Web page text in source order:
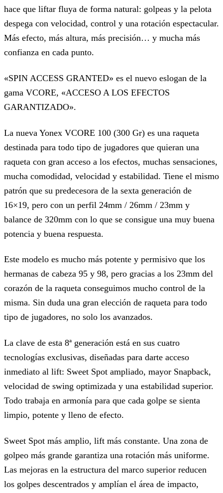
hace que liftar fluya de forma natural: golpeas y la pelota
despega con velocidad, control y una rotación espectacular.
Más efecto, más altura, más precisión… y mucha más
confianza en cada punto.
«SPIN ACCESS GRANTED» es el nuevo eslogan de la
gama VCORE, «ACCESO A LOS EFECTOS
GARANTIZADO».
La nueva Yonex VCORE 100 (300 Gr) es una raqueta
destinada para todo tipo de jugadores que quieran una
raqueta con gran acceso a los efectos, muchas sensaciones,
mucha comodidad, velocidad y estabilidad. Tiene el mismo
patrón que su predecesora de la sexta generación de
16×19, pero con un perfil 24mm / 26mm / 23mm y
balance de 320mm con lo que se consigue una muy buena
potencia y buena respuesta.
Este modelo es mucho más potente y permisivo que los
hermanas de cabeza 95 y 98, pero gracias a los 23mm del
corazón de la raqueta conseguimos mucho control de la
misma. Sin duda una gran elección de raqueta para todo
tipo de jugadores, no solo los avanzados.
La clave de esta 8ª generación está en sus cuatro
tecnologías exclusivas, diseñadas para darte acceso
inmediato al lift: Sweet Spot ampliado, mayor Snapback,
velocidad de swing optimizada y una estabilidad superior.
Todo trabaja en armonía para que cada golpe se sienta
limpio, potente y lleno de efecto.
Sweet Spot más amplio, lift más constante. Una zona de
golpeo más grande garantiza una rotación más uniforme.
Las mejoras en la estructura del marco superior reducen
los golpes descentrados y amplían el área de impacto,